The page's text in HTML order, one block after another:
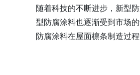
随着科技的不断进步，新型
型防腐涂料也逐渐受到市场
防腐涂料在屋面檩条制造过